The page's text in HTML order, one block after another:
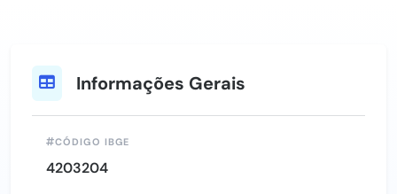
Informações Gerais
CÓDIGO IBGE
4203204